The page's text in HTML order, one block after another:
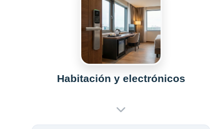
Habitación y electrónicos